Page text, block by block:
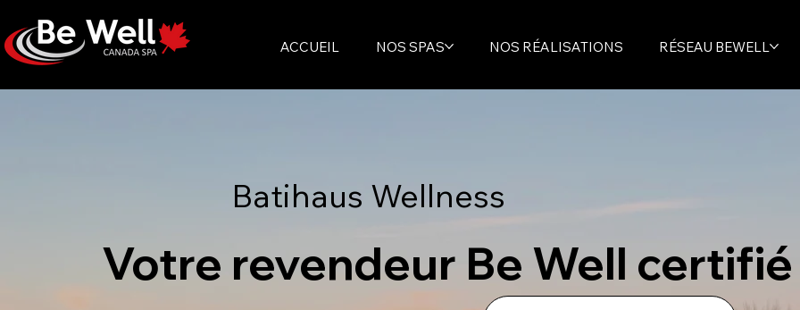
ACCUEIL NOS SPAS NOS RÉALISATIONS RÉSEAU BEWELL
Batihaus Wellness
Votre revendeur Be Well certifié